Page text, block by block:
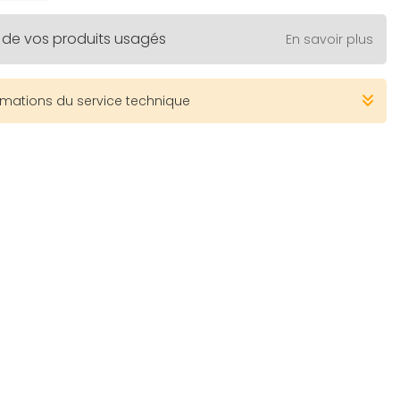
de vos produits usagés En savoir plus
du service technique